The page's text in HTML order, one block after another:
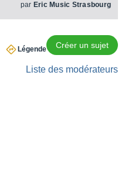
par Eric Music Strasbourg
Créer un sujet
Légende
Liste des modérateurs